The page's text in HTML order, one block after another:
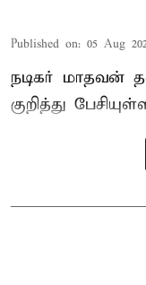
Published on: 05 Aug
நடிகர் மாதவன்
குறித்து